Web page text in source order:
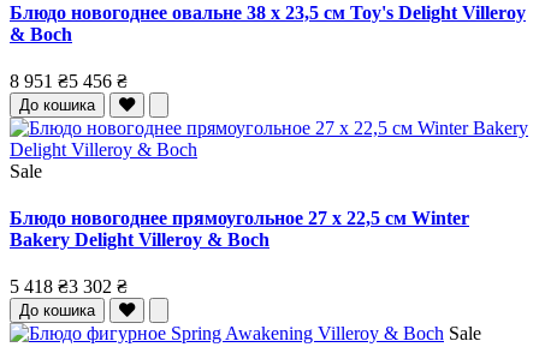
Блюдо новогоднее овальне 38 x 23,5 см Toy's Delight Villeroy
& Boch
8 951 ₴5 456 ₴
До кошика
Sale
Блюдо новогоднее прямоугольное 27 x 22,5 см Winter
Bakery Delight Villeroy & Boch
5 418 ₴3 302 ₴
До кошика
Sale